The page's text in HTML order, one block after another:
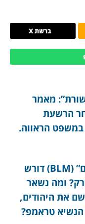
ברשת X
מאמר
הרשעת
במשפט הראווה.
האם ארגון “חיי שחורים נחשבים” (BLM) דורש
ומה נשאר
את היהודים,
הנשיא טראמפ?